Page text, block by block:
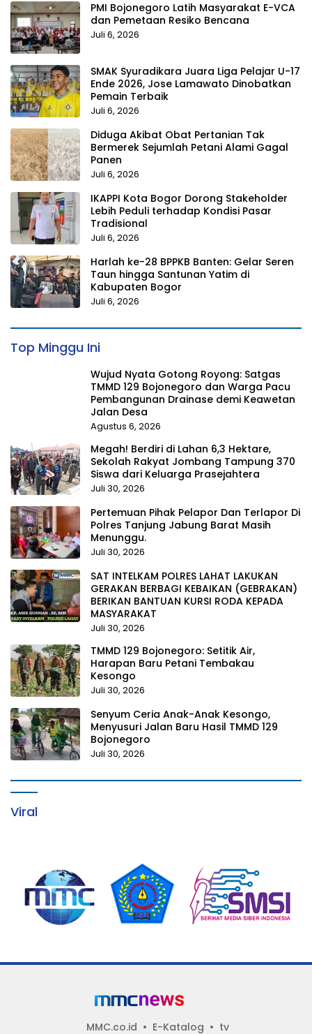
PMI Bojonegoro Latih Masyarakat E-VCA
dan Pemetaan Resiko Bencana
Juli 6, 2026
SMAK Syuradikara Juara Liga Pelajar U-17
Ende 2026, Jose Lamawato Dinobatkan
Pemain Terbaik
Juli 6, 2026
Diduga Akibat Obat Pertanian Tak
Bermerek Sejumlah Petani Alami Gagal
Panen
Juli 6, 2026
IKAPPI Kota Bogor Dorong Stakeholder
Lebih Peduli terhadap Kondisi Pasar
Tradisional
Juli 6, 2026
Harlah ke-28 BPPKB Banten: Gelar Seren
Taun hingga Santunan Yatim di
Kabupaten Bogor
Juli 6, 2026
Top Minggu Ini
Wujud Nyata Gotong Royong: Satgas
TMMD 129 Bojonegoro dan Warga Pacu
Pembangunan Drainase demi Keawetan
Jalan Desa
Agustus 6, 2026
Megah! Berdiri di Lahan 6,3 Hektare,
Sekolah Rakyat Jombang Tampung 370
Siswa dari Keluarga Prasejahtera
Juli 30, 2026
Pertemuan Pihak Pelapor Dan Terlapor Di
Polres Tanjung Jabung Barat Masih
Menunggu.
Juli 30, 2026
SAT INTELKAM POLRES LAHAT LAKUKAN
GERAKAN BERBAGI KEBAIKAN (GEBRAKAN)
BERIKAN BANTUAN KURSI RODA KEPADA
MASYARAKAT
Juli 30, 2026
TMMD 129 Bojonegoro: Setitik Air,
Harapan Baru Petani Tembakau
Kesongo
Juli 30, 2026
Senyum Ceria Anak-Anak Kesongo,
Menyusuri Jalan Baru Hasil TMMD 129
Bojonegoro
Juli 30, 2026
Viral
MMC.co.id E-Katalog tv